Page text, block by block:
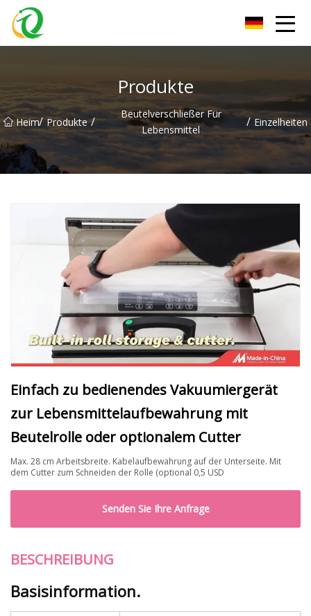
Produkte
Heim/ Produkte /
Beutelverschließer Für
Lebensmittel
/ Einzelheiten
Einfach zu bedienendes Vakuumiergerät
zur Lebensmittelaufbewahrung mit
Beutelrolle oder optionalem Cutter
Max. 28 cm Arbeitsbreite. Kabelaufbewahrung auf der Unterseite. Mit
dem Cutter zum Schneiden der Rolle (optional 0,5 USD
Senden Sie Ihre Anfrage
BESCHREIBUNG
Basisinformation.